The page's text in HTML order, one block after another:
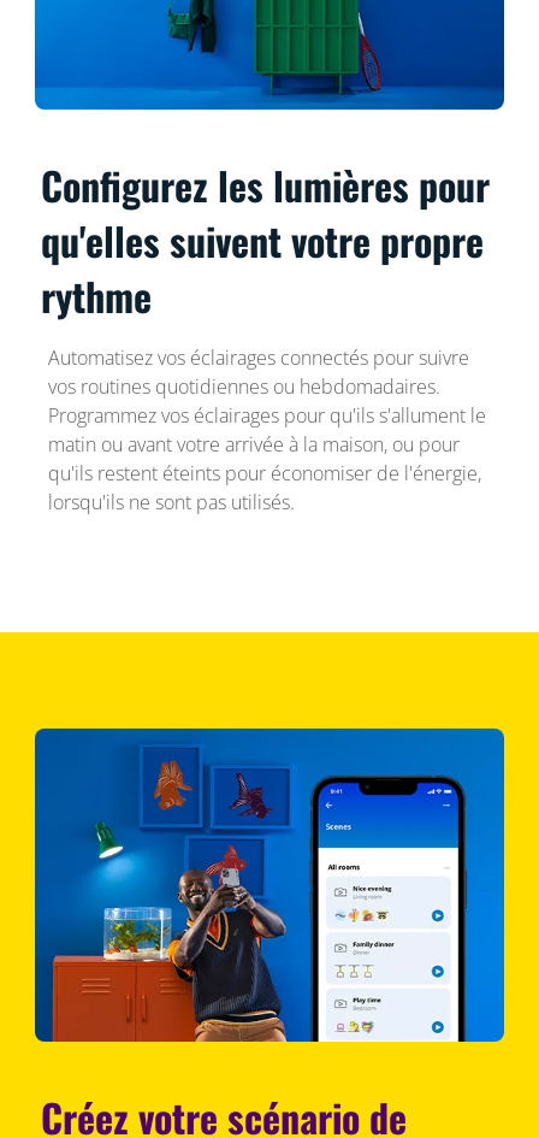
Configurez les lumières pour
qu'elles suivent votre propre
rythme
Automatisez vos éclairages connectés pour suivre
vos routines quotidiennes ou hebdomadaires.
Programmez vos éclairages pour qu'ils s'allument le
matin ou avant votre arrivée à la maison, ou pour
qu'ils restent éteints pour économiser de l'énergie,
lorsqu'ils ne sont pas utilisés.
Créez votre scénario de